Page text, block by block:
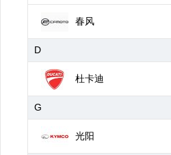
春风
D
杜卡迪
G
光阳